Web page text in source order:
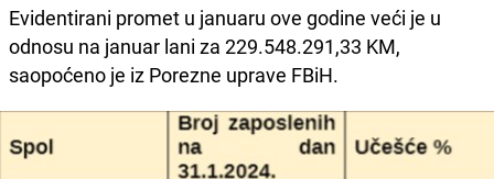
Evidentirani promet u januaru ove godine veći je u
odnosu na januar lani za 229.548.291,33 KM,
saopoćeno je iz Porezne uprave FBiH.